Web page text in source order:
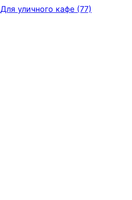
Для уличного кафе (77)